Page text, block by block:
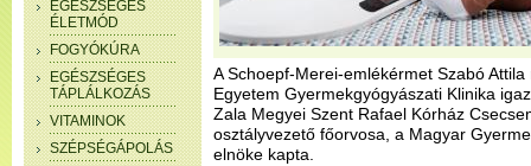
EGÉSZSÉGES
ÉLETMÓD
FOGYÓKÚRA
EGÉSZSÉGES
TÁPLÁLKOZÁS
VITAMINOK
SZÉPSÉGÁPOLÁS
A Schoepf-Merei-emlékérmet Szabó
Egyetem Gyermekgyógyászati Klinika
Zala Megyei Szent Rafael Kórház
osztályvezető főorvosa, a Magyar
elnöke kapta.